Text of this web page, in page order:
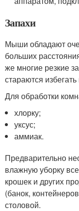
Запахи
Мыши обладают
больших
же многие резкие
стараются
Для обработки
хлорку;
уксус;
аммиак.
Предварительно
влажную уборку
крошек и других
(банок,
столовой.